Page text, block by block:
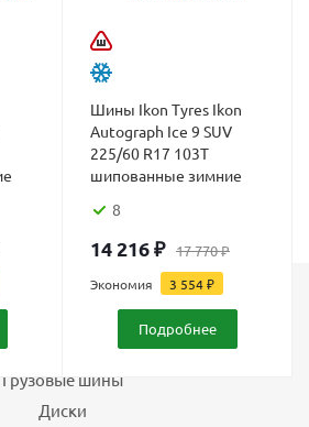
Шины Ikon Tyres Ikon
Autograph Ice 9 SUV
225/60 R17 103T
шипованные зимние
8
14 216₽ 17 770₽
Экономия 3 554₽
Подробнее
Грузовые шины
Диски